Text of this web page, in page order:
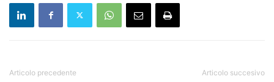
Articolo precedente Articolo succesivo